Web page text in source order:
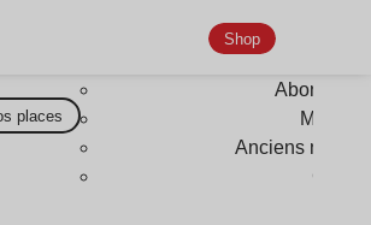
places
Shop
Anciens